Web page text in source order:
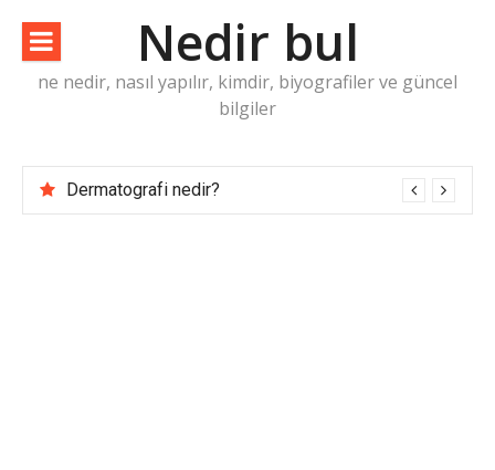
Nedir bul
ne nedir, nasıl yapılır, kimdir, biyografiler ve güncel
bilgiler
Dermatografi nedir?
Laringomalazi nedir?